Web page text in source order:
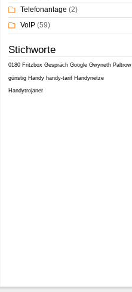
Telefonanlage (2)
VoIP (59)
Stichworte
0180 Fritzbox Gespräch Google Gwyneth Paltrow
günstig Handy handy-tarif Handynetze
Handytrojaner